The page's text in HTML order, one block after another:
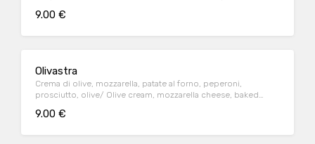
9.00 €
Olivastra
Crema di olive, mozzarella, patate al forno, peperoni,
prosciutto, olive/ Olive cream, mozzarella cheese, baked
9.00 €